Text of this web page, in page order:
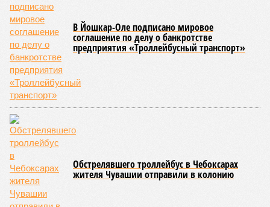
причём 14 из них относятся к загородному типу. Сотрудники
ведомства осуществили 105 выездных проверок и
профилактических визитов, что позволило охватить
проверочными действиями значительную долю лагерей. По
итогам проведённых мероприятий различные нарушения
были зафиксированы в 33 учреждениях. В адрес
администраций этих объектов были вынесены
предписания, обязывающие устранить выявленные
недостатки.
Среди наиболее часто встречающихся нарушений
оказались следующие: ненадлежащее содержание
территории и несоблюдение санитарно-гигиенических норм
на ней; нарушения в процессе организации питания детей и
при обеспечении питьевого режима; а также
несвоевременное или неполное проведение медицинских